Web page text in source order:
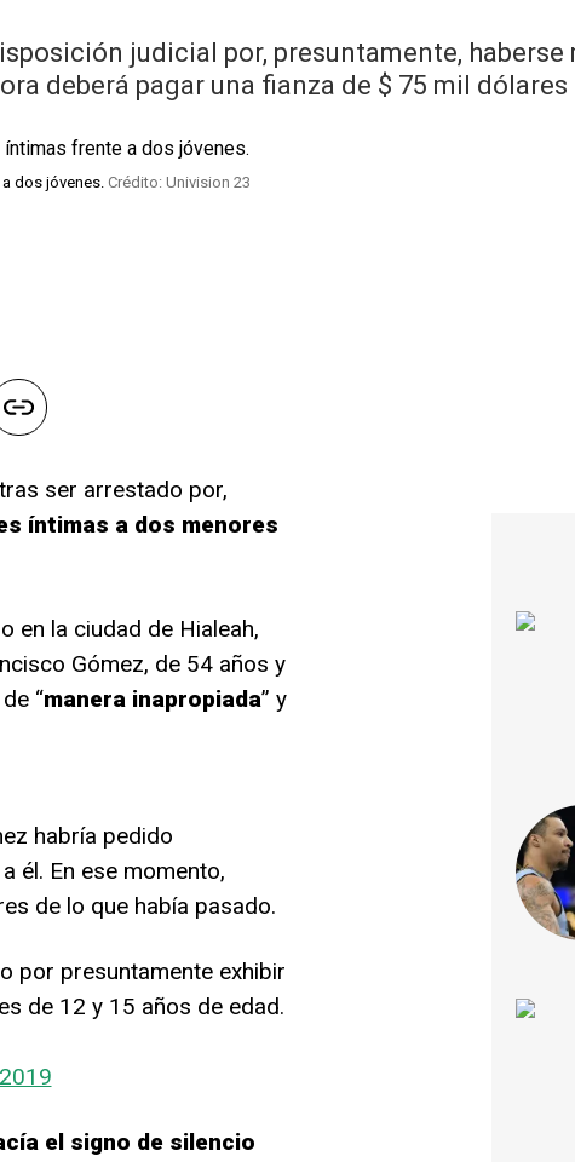
judicial por, presuntamente,
deberá pagar una fianza de $ 75 mil dólares
dos jóvenes. Crédito: Univision 23
ser arrestado por,
íntimas a dos menores
en la ciudad de Hialeah,
Gómez, de 54 años y
“manera inapropiada” y
habría pedido
él. En ese momento,
de lo que había pasado.
por presuntamente exhibir
de 12 y 15 años de edad.
el signo de silencio